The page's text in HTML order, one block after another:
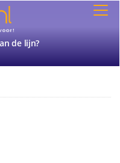
de lijn?